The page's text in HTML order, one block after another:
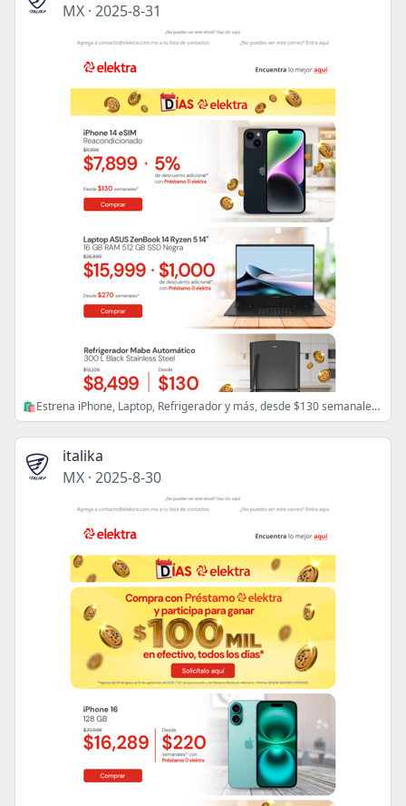
MX · 2025-8-31
🛍️Estrena iPhone, Laptop, Refrigerador y más, desde $130 semanales con tu Préstamo Elektra💰 ✨
italika
MX · 2025-8-30